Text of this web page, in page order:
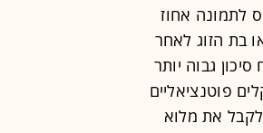
לתמונה אחוז
שתעבור לבן או בת הזוג לאחר
קרן הפנסיה תיקח סיכון גבוה יותר
שלכם מהרגע הראשון - כך שאותם 5,000 שקלים פוטנציאליים
לקבל את מלוא